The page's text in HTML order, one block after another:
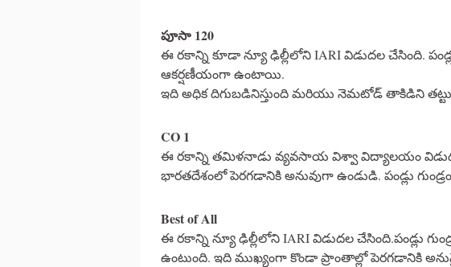
పూసా 120
ఈ రకాన్ని కూడా న్యూ ఢిల్లీలోని IARI విడుదల చేసింది.
ఆకర్షణీయంగా ఉంటాయి.
ఇది అధిక దిగుబడినిస్తుంది మరియు నెమటోడ్‌ తాకిడిని
CO 1
ఈ రకాన్ని తమిళనాడు వ్యవసాయ విశ్వా విద్యాలయం
భారతదేశంలో పెరగడానికి అనువుగా ఉండుడి. పండ్లు
Best of All
ఈ రకాన్ని న్యూ ఢిల్లీలోని IARI విడుదల చేసింది.పండ్లు
ఉంటుంది. ఇది ముఖ్యంగా కొండా ప్రాంతాల్లో పెరగడానికి